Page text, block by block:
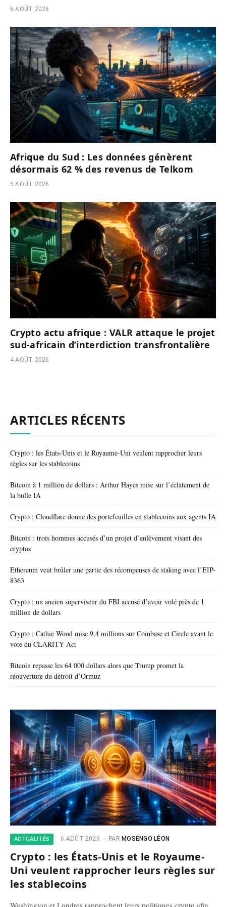
6 AOÛT 2026
Afrique du Sud : Les données génèrent
désormais 62 % des revenus de Telkom
5 AOÛT 2026
Crypto actu afrique : VALR attaque le projet
sud-africain d’interdiction transfrontalière
4 AOÛT 2026
ARTICLES RÉCENTS
Crypto : les États-Unis et le Royaume-Uni veulent rapprocher leurs
règles sur les stablecoins
Bitcoin à 1 million de dollars : Arthur Hayes mise sur l’éclatement de
la bulle IA
Crypto : Cloudflare donne des portefeuilles en stablecoins aux agents IA
Bitcoin : trois hommes accusés d’un projet d’enlèvement visant des
cryptos
Ethereum veut brûler une partie des récompenses de staking avec l’EIP-
8363
Crypto : un ancien superviseur du FBI accusé d’avoir volé près de 1
million de dollars
Crypto : Cathie Wood mise 9,4 millions sur Coinbase et Circle avant le
vote du CLARITY Act
Bitcoin repasse les 64 000 dollars alors que Trump promet la
réouverture du détroit d’Ormuz
ACTUALITÉS 6 AOÛT 2026 PAR MOSENGO LÉON
Crypto : les États-Unis et le Royaume-
Uni veulent rapprocher leurs règles sur
les stablecoins